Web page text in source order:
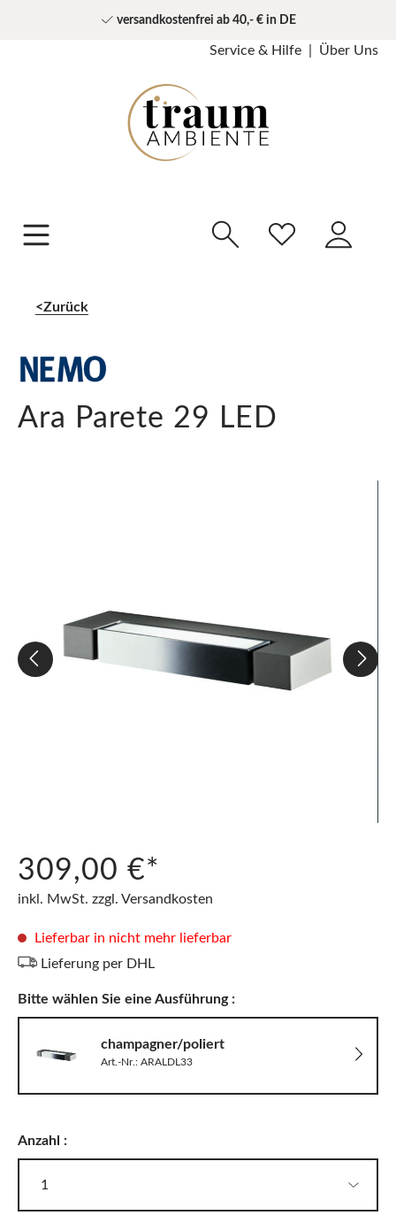
versandkostenfrei ab 40,- € in DE
Service & Hilfe Über Uns
Zurück
Ara Parete 29 LED
309,00 €*
inkl. MwSt. zzgl. Versandkosten
Lieferbar in nicht mehr lieferbar
Lieferung per DHL
Bitte wählen Sie eine Ausführung :
champagner/poliert
Art.-Nr.: ARALDL33
Anzahl :